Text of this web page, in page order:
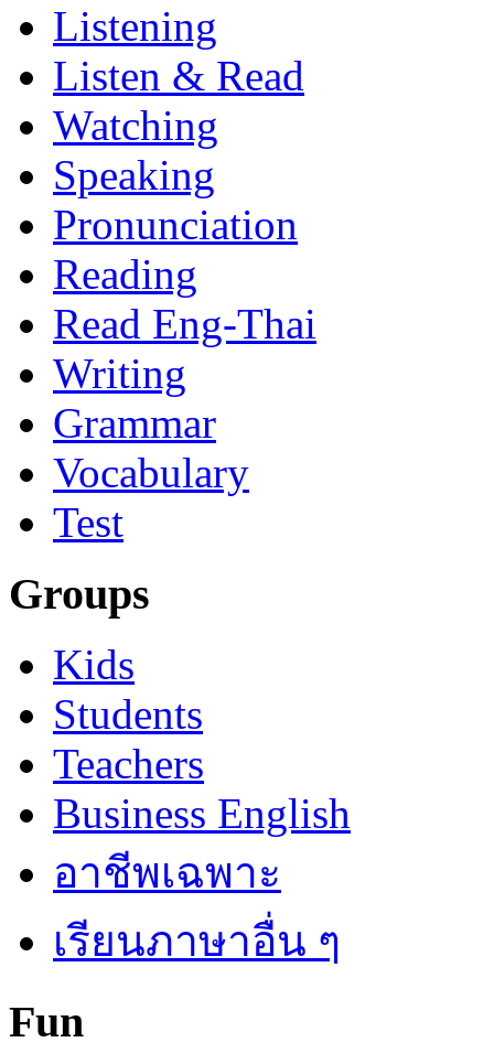
Listening
Listen & Read
Watching
Speaking
Pronunciation
Reading
Read Eng-Thai
Writing
Grammar
Vocabulary
Test
Groups
Kids
Students
Teachers
Business English
อาชีพเฉพาะ
เรียนภาษาอื่น ๆ
Fun